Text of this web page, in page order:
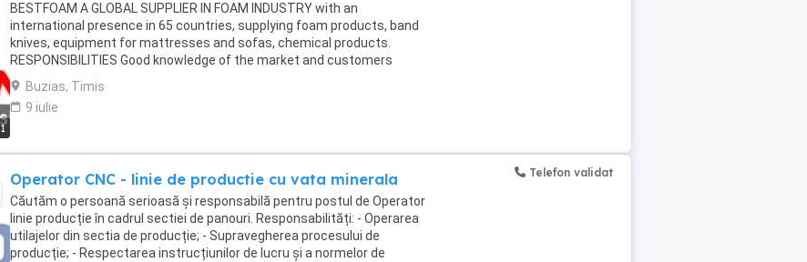
1
BESTFOAM A GLOBAL SUPPLIER IN FOAM INDUSTRY with an
international presence in 65 countries, supplying foam products, band
knives, equipment for mattresses and sofas, chemical products.
RESPONSIBILITIES Good knowledge of the market and customers
demands, generating business opportunities and following ...
Buzias, Timis
9 iulie
Operator CNC - linie de productie cu vata minerala
Căutăm o persoană serioasă și responsabilă pentru postul de Operator
linie producție în cadrul sectiei de panouri. Responsabilități: - Operarea
utilajelor din sectia de producție; - Supravegherea procesului de
producție; - Respectarea instrucțiunilor de lucru și a normelor de
Telefon validat